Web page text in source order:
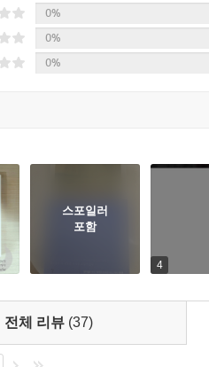
서
는 세 친구는 제가 만난 북의 청
에서 살고 싶습니다. 넓고 푸른
는 건 지쳤어요. 우리는 지금
는 그런 세상을 만들어 가자고,
서점 알라딘 MD)
0%
0%
0%
스포일러
포함
4
전체 리뷰 (37)